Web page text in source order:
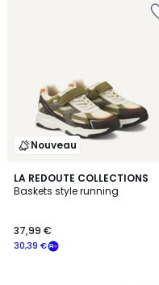
Nouveau
LA REDOUTE COLLECTIONS
Baskets style running
€
souscrivez
30,39 €
37,99 €
2
Couleurs